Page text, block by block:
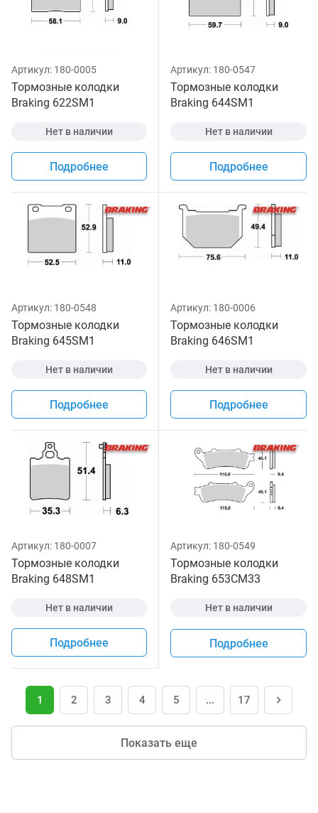
Артикул: 180-0005
Тормозные колодки
Braking 622SM1
Нет в наличии
Подробнее
Артикул: 180-0547
Тормозные колодки
Braking 644SM1
Нет в наличии
Подробнее
Артикул: 180-0548
Тормозные колодки
Braking 645SM1
Нет в наличии
Подробнее
Артикул: 180-0006
Тормозные колодки
Braking 646SM1
Нет в наличии
Подробнее
Артикул: 180-0007
Тормозные колодки
Braking 648SM1
Нет в наличии
Подробнее
Артикул: 180-0549
Тормозные колодки
Braking 653CM33
Нет в наличии
Подробнее
Показать еще
1 2 3 4 5 ... 17